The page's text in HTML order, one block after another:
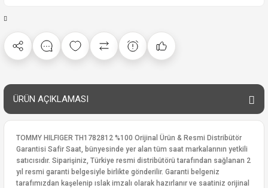
ÜRÜN AÇIKLAMASI
TOMMY HILFIGER TH1782812 %100 Orijinal Ürün & Resmi Distribütör
Garantisi Safir Saat, bünyesinde yer alan tüm saat markalarının yetkili
satıcısıdır. Siparişiniz, Türkiye resmi distribütörü tarafından sağlanan 2
yıl resmi garanti belgesiyle birlikte gönderilir. Garanti belgeniz
tarafımızdan kaşelenip ıslak imzalı olarak hazırlanır ve saatiniz orijinal